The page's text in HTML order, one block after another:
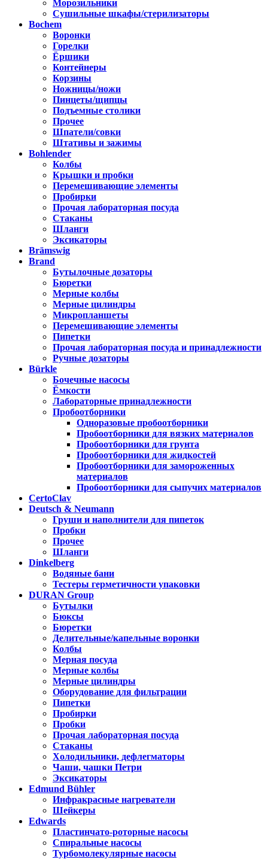
Морозильники
Сушильные шкафы/стерилизаторы
Bochem
Воронки
Горелки
Ёршики
Контейнеры
Корзины
Ножницы/ножи
Пинцеты/щипцы
Подъемные столики
Прочее
Шпатели/совки
Штативы и зажимы
Bohlender
Колбы
Крышки и пробки
Перемешивающие элементы
Пробирки
Прочая лабораторная посуда
Стаканы
Шланги
Эксикаторы
Brämswig
Brand
Бутылочные дозаторы
Бюретки
Мерные колбы
Мерные цилиндры
Микропланшеты
Перемешивающие элементы
Пипетки
Прочая лабораторная посуда и принадлежности
Ручные дозаторы
Bürkle
Бочечные насосы
Ёмкости
Лабораторные принадлежности
Пробоотборники
Одноразовые пробоотборники
Пробоотборники для вязких материалов
Пробоотборники для грунта
Пробоотборники для жидкостей
Пробоотборники для замороженных
материалов
Пробоотборники для сыпучих материалов
CertoClav
Deutsch & Neumann
Груши и наполнители для пипеток
Пробки
Прочее
Шланги
Dinkelberg
Водяные бани
Тестеры герметичности упаковки
DURAN Group
Бутылки
Бюксы
Бюретки
Делительные/капельные воронки
Колбы
Мерная посуда
Мерные колбы
Мерные цилиндры
Оборудование для фильтрации
Пипетки
Пробирки
Пробки
Прочая лабораторная посуда
Стаканы
Холодильники, дефлегматоры
Чаши, чашки Петри
Эксикаторы
Edmund Bühler
Инфракрасные нагреватели
Шейкеры
Edwards
Пластинчато-роторные насосы
Спиральные насосы
Турбомолекулярные насосы